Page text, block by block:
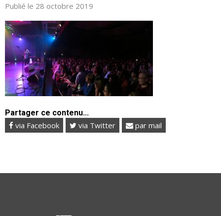
Publié le 28 octobre 2019
Partager ce contenu...
via Facebook via Twitter par mail